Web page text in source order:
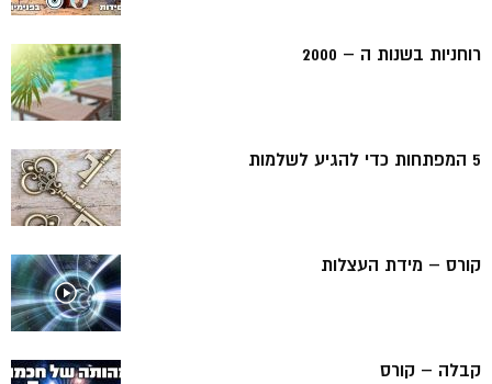
רוחניות בשנות ה – 2000
5 המפתחות כדי להגיע לשלמות
קורס – מידת העצלות
קבלה – קורס